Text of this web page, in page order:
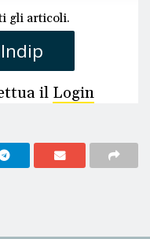
gli articoli.
il Login